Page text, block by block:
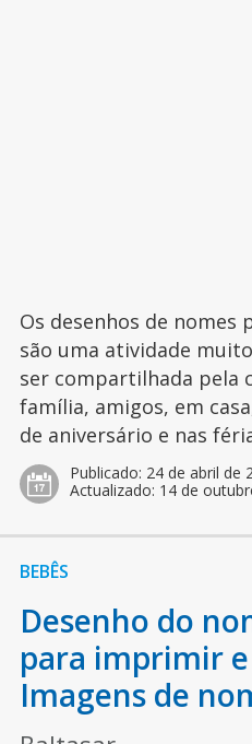
Os desenhos de
são uma atividade
ser compartilhada pela
família, amigos, em
de aniversário e nas
Publicado: 24 de abril de
Actualizado: 14 de
BEBÊS
Desenho do
para imprimir
Imagens de